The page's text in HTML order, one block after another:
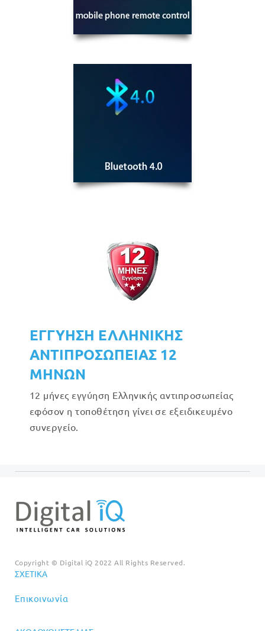
ΕΓΓΥΗΣΗ ΕΛΛΗΝΙΚΗΣ
ΑΝΤΙΠΡΟΣΩΠΕΙΑΣ 12
ΜΗΝΩΝ
12 μήνες εγγύηση Ελληνικής αντιπροσωπείας
εφόσον η τοποθέτηση γίνει σε εξειδικευμένο
συνεργείο.
Copyright © Digital iQ 2022 All Rights Reserved.
ΣΧΕΤΙΚΆ
Επικοινωνία